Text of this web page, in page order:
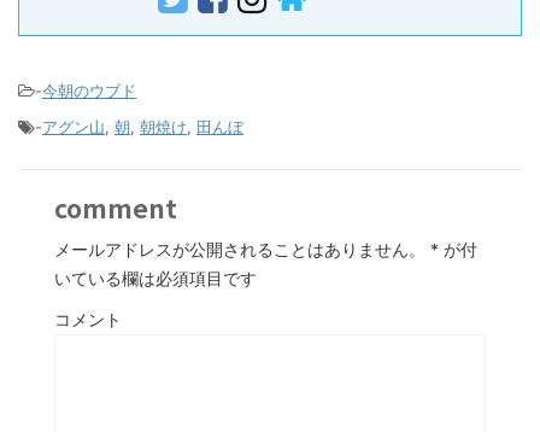
-今朝のウブド
-アグン山, 朝, 朝焼け, 田んぼ
comment
メールアドレスが公開されることはありません。 * が付
いている欄は必須項目です
コメント